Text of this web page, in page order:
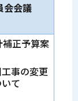
会会議
正予算案
事の変更
て